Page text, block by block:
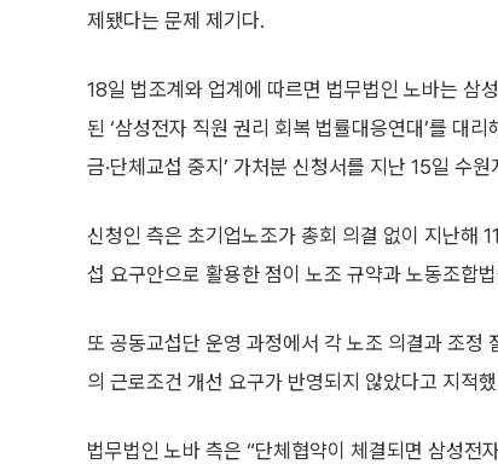
제됐다는 문제 제기다.
18일 법조계와 업계에 따르면 법무법인 노바는 삼
된 ‘삼성전자 직원 권리 회복 법률대응연대’를 대
금·단체교섭 중지’ 가처분 신청서를 지난 15일 수
신청인 측은 초기업노조가 총회 의결 없이 지난해
섭 요구안으로 활용한 점이 노조 규약과 노동조합
또 공동교섭단 운영 과정에서 각 노조 의결과 조정
의 근로조건 개선 요구가 반영되지 않았다고 지적
법무법인 노바 측은 “단체협약이 체결되면 삼성전